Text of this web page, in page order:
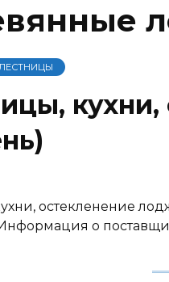
остекленение
о